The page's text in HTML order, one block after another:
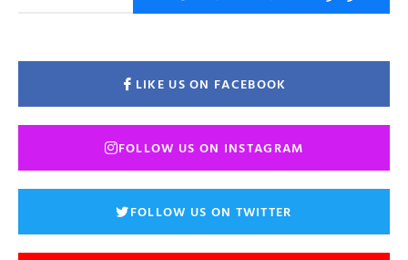
LIKE US ON FACEBOOK
FOLLOW US ON INSTAGRAM
FOLLOW US ON TWITTER